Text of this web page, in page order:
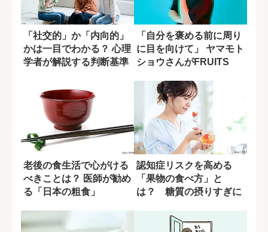
「社交的」か「内向的」
かは一目でわかる？ 心理
学者が解説する判断基準
「自分を褒める前に周り
に目を向けて」 ヤマモト
ショウさんがFRUITS
老後の食生活で心がける
べきことは？ 医師が勧め
る「日本の粗食」
認知症リスクを高める
「果物の食べ方」と
は？ 糖質の摂りすぎに